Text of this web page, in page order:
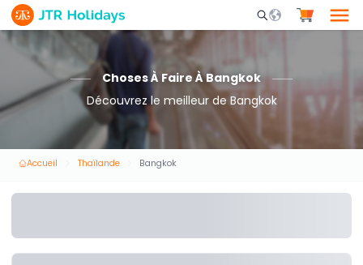
Mobile Search
Choses À Faire À Bangkok
Découvrez le meilleur de Bangkok
Accueil Thaïlande Bangkok